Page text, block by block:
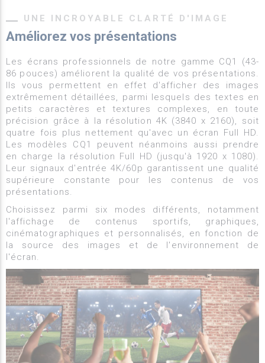
UNE INCROYABLE CLARTÉ D'IMAGE
Améliorez vos présentations
Les écrans professionnels de notre gamme CQ1 (43-
86 pouces) améliorent la qualité de vos présentations.
Ils vous permettent en effet d'afficher des images
extrêmement détaillées, parmi lesquels des textes en
petits caractères et textures complexes, en toute
précision grâce à la résolution 4K (3840 x 2160), soit
quatre fois plus nettement qu'avec un écran Full HD.
Les modèles CQ1 peuvent néanmoins aussi prendre
en charge la résolution Full HD (jusqu'à 1920 x 1080).
Leur signaux d'entrée 4K/60p garantissent une qualité
supérieure constante pour les contenus de vos
présentations.
Choisissez parmi six modes différents, notamment
l'affichage de contenus sportifs, graphiques,
cinématographiques et personnalisés, en fonction de
la source des images et de l'environnement de
l'écran.